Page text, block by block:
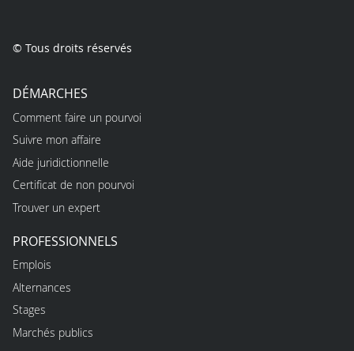
© Tous droits réservés
DÉMARCHES
Comment faire un pourvoi
Suivre mon affaire
Aide juridictionnelle
Certificat de non pourvoi
Trouver un expert
PROFESSIONNELS
Emplois
Alternances
Stages
Marchés publics